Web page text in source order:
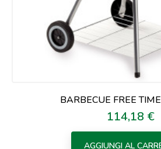
BARBECUE FREE
Prezzo
114,18 €
AGGIUNGI AL